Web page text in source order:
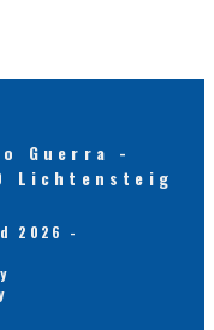
Guerra -
Lichtensteig
2026 -